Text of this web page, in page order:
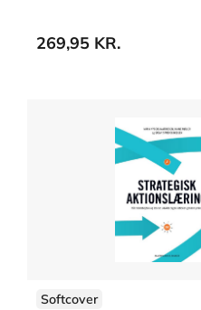
269,95 KR.
Softcover